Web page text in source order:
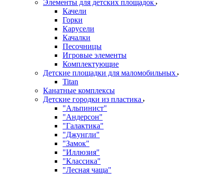
Элементы для детских площадок
Качели
Горки
Карусели
Качалки
Песочницы
Игровые элементы
Комплектующие
Детские площадки для маломобильных
Titan
Канатные комплексы
Детские городки из пластика
"Альпинист"
"Андерсон"
"Галактика"
"Джунгли"
"Замок"
"Иллюзия"
"Классика"
"Лесная чаща"